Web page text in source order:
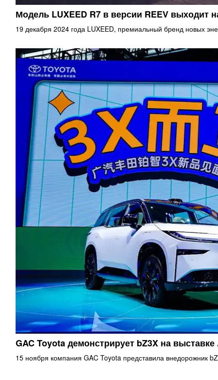
Модель LUXEED R7 в версии REEV выходит
19 декабря 2024 года LUXEED, премиальный бренд новых
GAC Toyota демонстрирует bZ3X на
15 ноября компания GAC Toyota представила внедорожник